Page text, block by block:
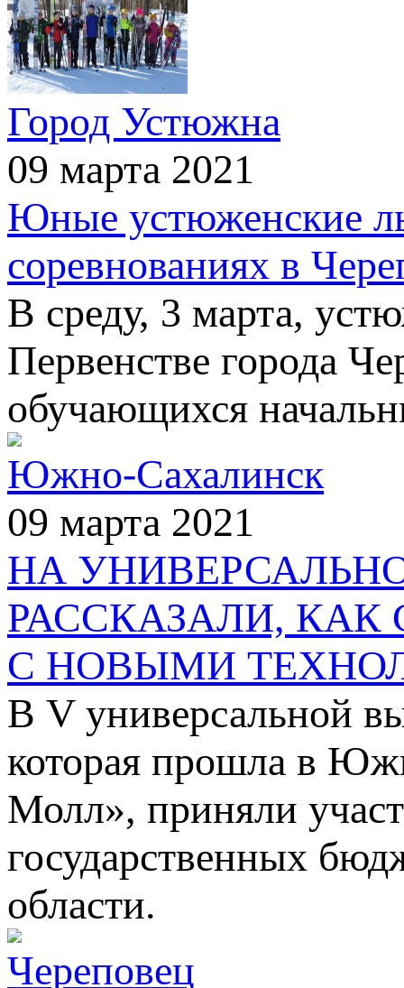
Город Устюжна
09 марта 2021
Юные устюженские
соревнованиях в
В среду, 3 марта,
Первенстве города
обучающихся
Южно-Сахалинск
09 марта 2021
НА
РАССКАЗАЛИ, КАК
С НОВЫМИ
В V универсальной
которая прошла в
Молл», приняли
государственных
области.
Череповец